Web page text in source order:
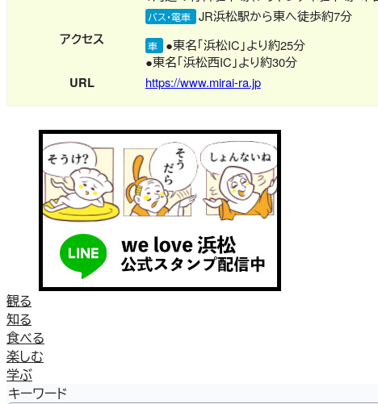
アクセス
バス・電車 JR浜松駅から東へ徒歩約7分
車
●東名「浜松IC」より約25分
●東名「浜松西IC」より約30分
URL https://www.mirai-ra.jp
観る
知る
食べる
楽しむ
学ぶ
キーワード